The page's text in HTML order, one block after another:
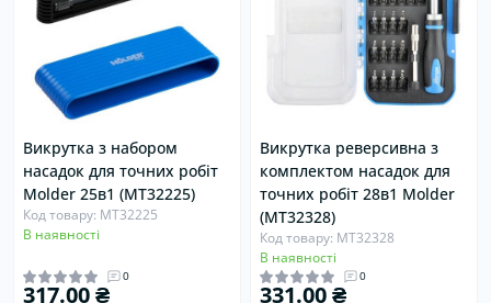
Викрутка з набором
насадок для точних робіт
Molder 25в1 (MT32225)
Код товару: MT32225
В наявності
0
317.00 ₴
Викрутка реверсивна з
комплектом насадок для
точних робіт 28в1 Molder
(MT32328)
Код товару: MT32328
В наявності
0
331.00 ₴